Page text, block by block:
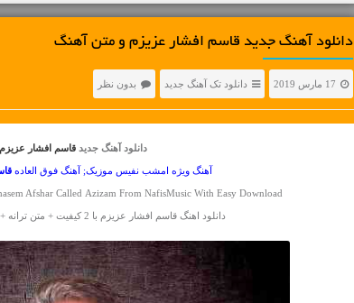
دانلود آهنگ جديد قاسم افشار عزیزم و متن آهنگ
17 مارس 2019 دانلود تک آهنگ جدید بدون نظر
دانلود آهنگ جدید قاسم افشار عزیزم
آهنگ ویژه امشب نفیس موزیک; آهنگ فوق العاده
Afshar Called Azizam From NafisMusic With Easy Download
دانلود اهنگ قاسم افشار عزیزم با 2 کیفیت + متن ترانه + پخش آنلاین موزیک